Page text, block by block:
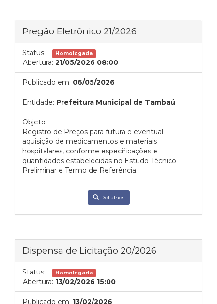
Pregão Eletrônico 21/2026
Status: Homologada
Abertura: 21/05/2026 08:00
Publicado em: 06/05/2026
Entidade: Prefeitura Municipal de Tambaú
Objeto:
Registro de Preços para futura e eventual
aquisição de medicamentos e materiais
hospitalares, conforme especificações e
quantidades estabelecidas no Estudo Técnico
Preliminar e Termo de Referência.
Detalhes
Dispensa de Licitação 20/2026
Status: Homologada
Abertura: 13/02/2026 15:00
Publicado em: 13/02/2026